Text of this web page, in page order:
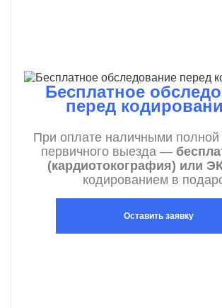
Бесплатное
перед
При оплате наличными полной
первичного выезда —
(кардиотокография) или
кодированием в
Оставить заявку